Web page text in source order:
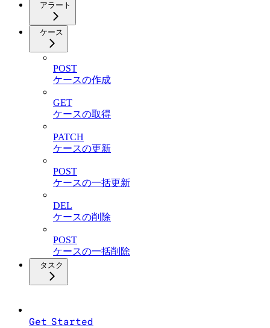
アラート
ケース
POST
ケースの作成
GET
ケースの取得
PATCH
ケースの更新
POST
ケースの一括更新
DEL
ケースの削除
POST
ケースの一括削除
タスク
Get Started